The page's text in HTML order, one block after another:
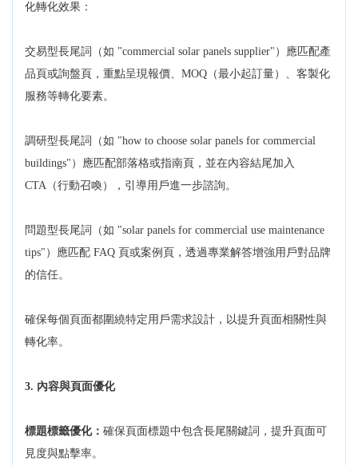
化轉化效果：
交易型長尾詞（如 "commercial solar panels supplier"）應匹配產
品頁或詢盤頁，重點呈現報價、MOQ（最小起訂量）、客製化
服務等轉化要素。
調研型長尾詞（如 "how to choose solar panels for commercial
buildings"）應匹配部落格或指南頁，並在內容結尾加入
CTA（行動召喚），引導用戶進一步諮詢。
問題型長尾詞（如 "solar panels for commercial use maintenance
tips"）應匹配 FAQ 頁或案例頁，透過專業解答增強用戶對品牌
的信任。
確保每個頁面都圍繞特定用戶需求設計，以提升頁面相關性與
轉化率。
3. 內容與頁面優化
標題標籤優化： 確保頁面標題中包含長尾關鍵詞，提升頁面可
見度與點擊率。